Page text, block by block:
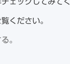
ェックしてみてく
ください。
。